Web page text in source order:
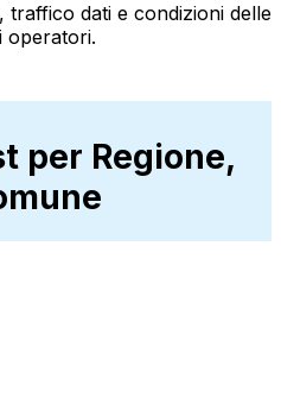
dati e condizioni delle
operatori.
per Regione,